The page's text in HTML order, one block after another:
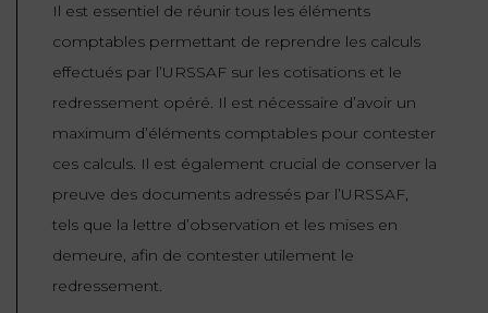
Il est essentiel de réunir tous les éléments
comptables permettant de reprendre les calculs
effectués par l’URSSAF sur les cotisations et le
redressement opéré. Il est nécessaire d’avoir un
maximum d’éléments comptables pour contester
ces calculs. Il est également crucial de conserver la
preuve des documents adressés par l’URSSAF,
tels que la lettre d’observation et les mises en
demeure, afin de contester utilement le
redressement.